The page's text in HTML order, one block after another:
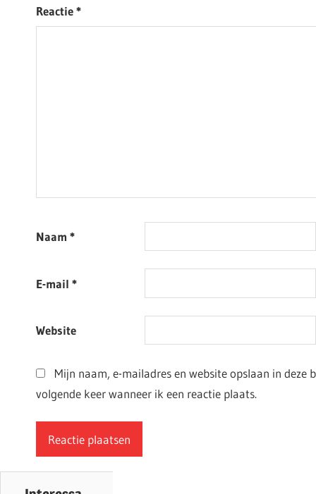
Reactie*
Naam *
E-mail *
Website
Mijn naam, e-mailadres en website opslaan in deze
volgende keer wanneer ik een reactie plaats.